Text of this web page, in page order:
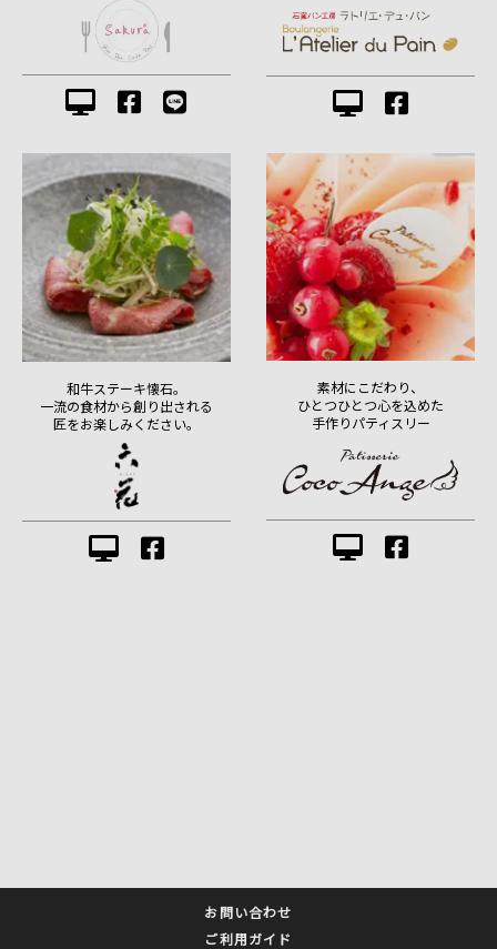
和牛ステーキ懐石。
一流の食材から創り出される
匠をお楽しみください。
素材にこだわり、
ひとつひとつ心を込めた
手作りパティスリー
お問い合わせ
ご利用ガイド